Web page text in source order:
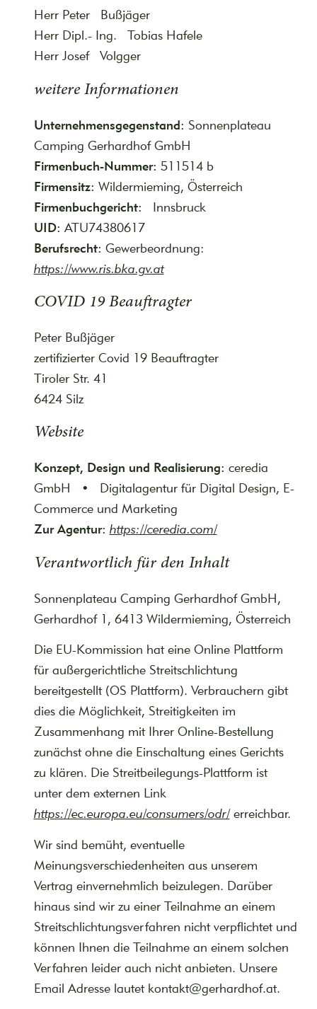
Herr Peter Bußjäger
Herr Dipl.- Ing. Tobias Hafele
Herr Josef Volgger
weitere Informationen
Unternehmensgegenstand: Sonnenplateau
Camping Gerhardhof GmbH
Firmenbuch-Nummer: 511514 b
Firmensitz: Wildermieming, Österreich
Firmenbuchgericht:
Innsbruck
UID: ATU74380617
Berufsrecht: Gewerbeordnung:
https://www.ris.bka.gv.at
COVID 19 Beauftragter
Peter Bußjäger
zertifizierter Covid 19 Beauftragter
Tiroler Str. 41
6424 Silz
Website
Konzept, Design und Realisierung: ceredia
GmbH • Digitalagentur für Digital Design, E-
Commerce und Marketing
Zur Agentur: https://ceredia.com/
Verantwortlich für den Inhalt
Sonnenplateau Camping Gerhardhof GmbH,
Gerhardhof 1, 6413 Wildermieming, Österreich
Die EU-Kommission hat eine Online Plattform
für außergerichtliche Streitschlichtung
bereitgestellt (OS Plattform). Verbrauchern gibt
dies die Möglichkeit, Streitigkeiten im
Zusammenhang mit Ihrer Online-Bestellung
zunächst ohne die Einschaltung eines Gerichts
zu klären. Die Streitbeilegungs-Plattform ist
unter dem externen Link
https://ec.europa.eu/consumers/odr/erreichbar.
Wir sind bemüht, eventuelle
Meinungsverschiedenheiten aus unserem
Vertrag einvernehmlich beizulegen. Darüber
hinaus sind wir zu einer Teilnahme an einem
Streitschlichtungsverfahren nicht verpflichtet und
können Ihnen die Teilnahme an einem solchen
Verfahren leider auch nicht anbieten. Unsere
Email Adresse lautet kontakt@gerhardhof.at.